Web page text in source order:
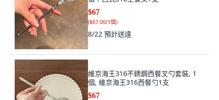
$67
($67.00/1個)
8/22 預計送達
維京海王316不銹鋼西餐叉勺套裝, 1
個, 維京海王316西餐勺1支
$67